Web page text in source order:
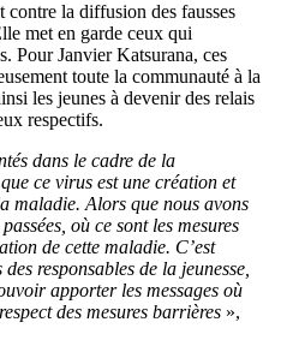
contre la diffusion des fausses
met en garde ceux qui
Pour Janvier Katsurana, ces
toute la communauté à la
les jeunes à devenir des relais
respectifs.
dans le cadre de la
ce virus est une création et
maladie. Alors que nous avons
où ce sont les mesures
de cette maladie. C’est
responsables de la jeunesse,
apporter les messages où
des mesures barrières »,